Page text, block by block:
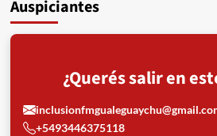
Auspiciantes
¿Querés salir en
+5493446375118